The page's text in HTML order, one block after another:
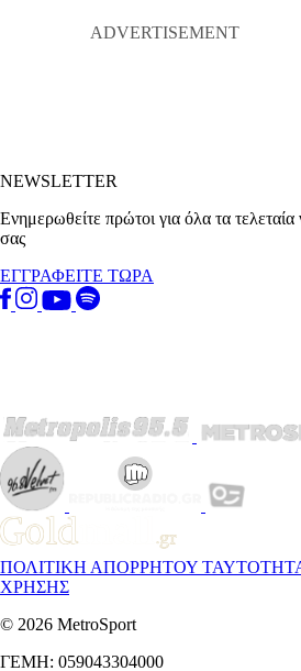
NEWSLETTER
Ενημερωθείτε πρώτοι για όλα τα
σας
ΕΓΓΡΑΦΕΙΤΕ ΤΩΡΑ
ΠΟΛΙΤΙΚΗ ΑΠΟΡΡΗΤΟΥ
ΧΡΗΣΗΣ
© 2026 MetroSport
ΓΕΜΗ: 059043304000